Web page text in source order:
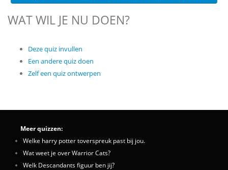
WAT WIL JE NU DOEN?
Deze quiz invullen
Een andere quiz doen
Zelf een quiz ontwerpen
Meer quizzen:
Welke harry potter toverspreuk past bij jou.
Wat weet je over Warrior Cats?
Welk Descandants figuur ben jij?